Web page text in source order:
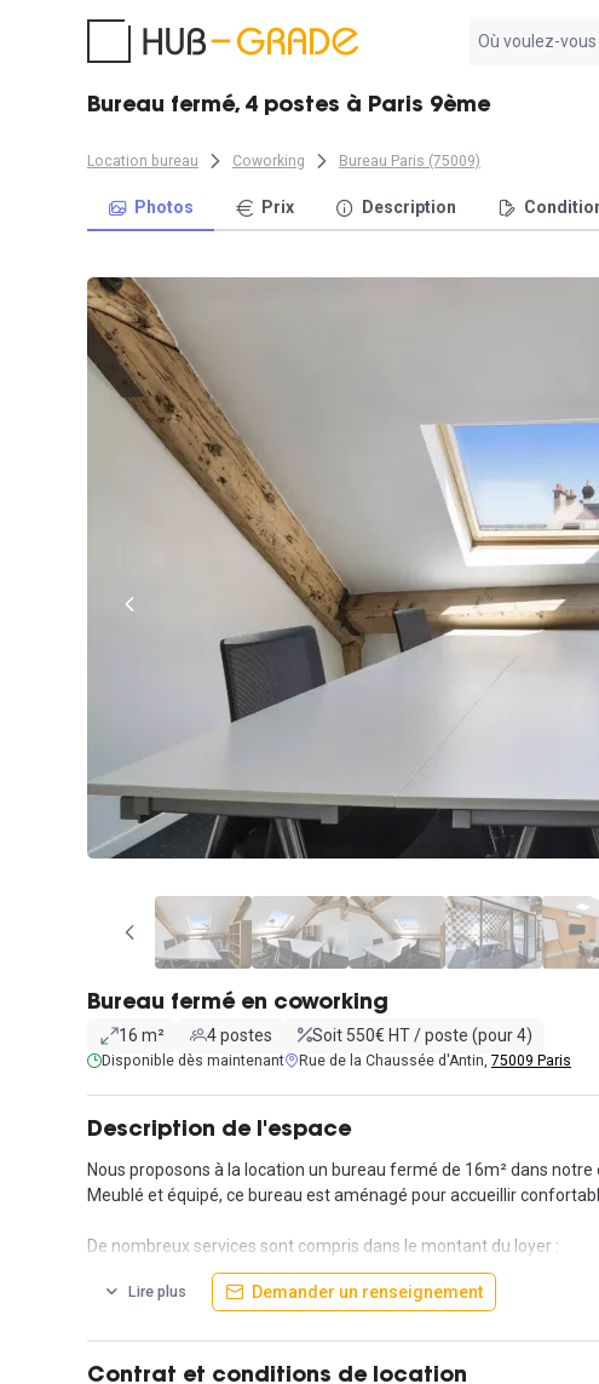
résultat
Bureau fermé, 4 postes à Paris 9ème
Location bureau Coworking Bureau Paris (75009)
Photos Prix Description
Bureau fermé en coworking
16 m² 4 postes Soit 550€ HT / poste (pour 4)
Disponible dès maintenant Rue de la Chaussée d'Antin, 75009 Paris
Description de l'espace
Nous proposons à la location un bureau fermé de 16m² dans
Meublé et équipé, ce bureau est aménagé pour accueillir
De nombreux services sont compris dans le montant du loyer :
Afin de faciliter votre installation et de vous permettre de vous
- Accès 24/7 (week-end inclus)
- Impression N&B / Couleurs illimitée
- 10 Go de stockage cloud
Lire plus Demander un renseignement
Contrat et conditions de location